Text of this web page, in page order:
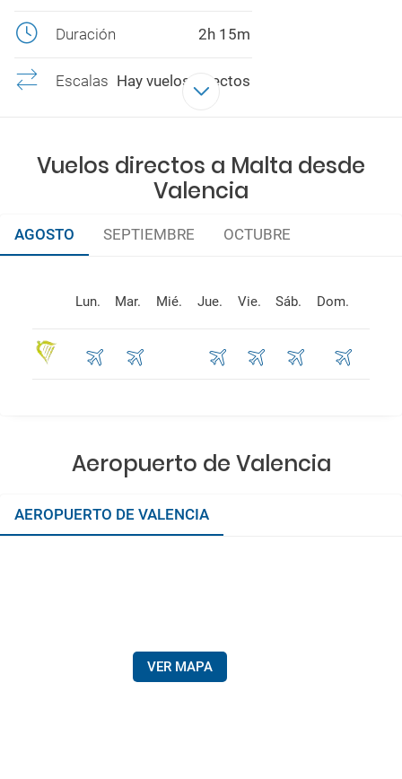
Duración 2h 15m
Escalas Hay vuelos directos
Vuelos directos a Malta desde
Valencia
AGOSTO SEPTIEMBRE OCTUBRE
Lun. Mar. Mié. Jue. Vie. Sáb. Dom.
Aeropuerto de Valencia
AEROPUERTO DE VALENCIA
VER MAPA